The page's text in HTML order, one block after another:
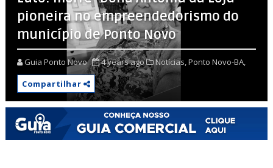
pioneira no empreendedorismo do
município de Ponto Novo
Guia Ponto Novo 4 years ago Notícias,Ponto Novo-BA,
Compartilhar